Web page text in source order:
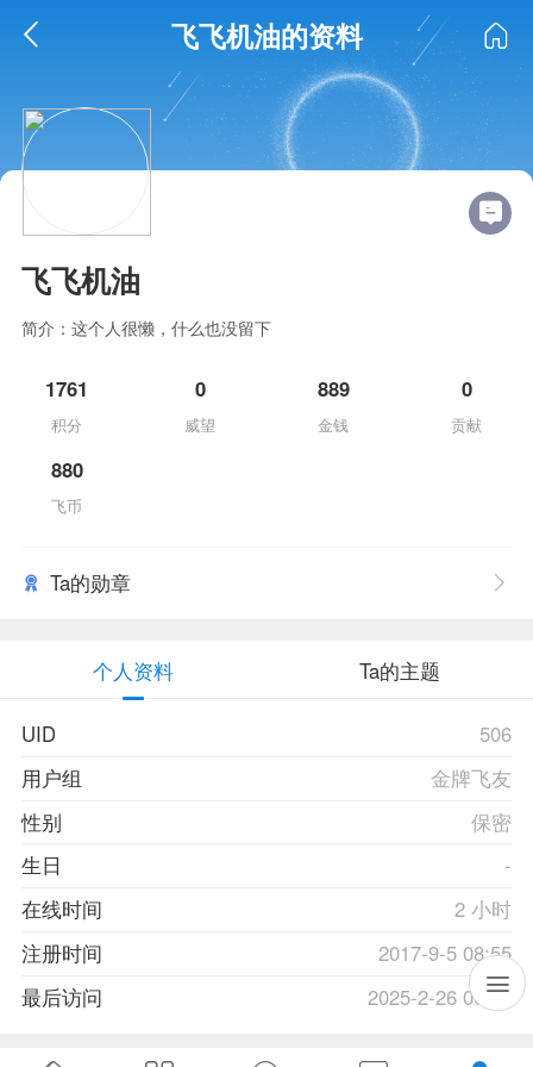
飞飞机油的资料
飞飞机油
简介：这个人很懒，什么也没留下
1761
积分
0
威望
889
金钱
0
贡献
880
飞币
Ta的勋章
个人资料 Ta的主题
UID
506
用户组
金牌飞友
性别
保密
生日
-
在线时间
2 小时
注册时间
2017-9-5 08:55
最后访问
2025-2-26 00:12